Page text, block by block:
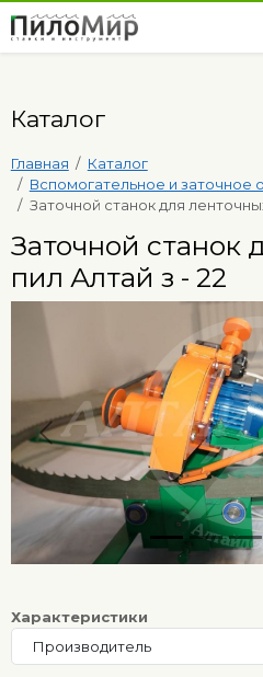
Каталог
Главная
Каталог
Вспомогательное и заточное
Заточной станок для
Заточной станок
пил Алтай з - 22
Предыдущий
Характеристики
Производитель